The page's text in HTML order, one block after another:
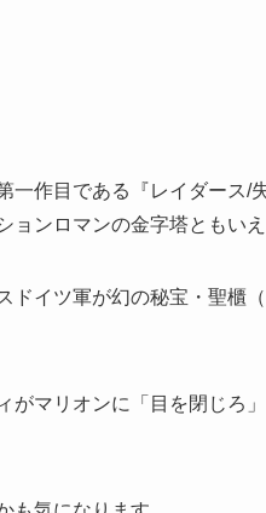
一作目である『レイダース/
ンロマンの金字塔ともいえ
ドイツ軍が幻の秘宝・聖櫃
がマリオンに「目を閉じろ